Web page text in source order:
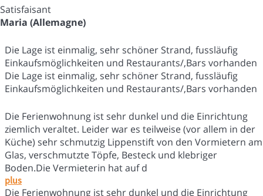
Satisfaisant
Maria (Allemagne)
Die Lage ist einmalig, sehr schöner Strand, fussläufig
Einkaufsmöglichkeiten und Restaurants/,Bars vorhanden
Die Lage ist einmalig, sehr schöner Strand, fussläufig
Einkaufsmöglichkeiten und Restaurants/,Bars vorhanden
Die Ferienwohnung ist sehr dunkel und die Einrichtung
ziemlich veraltet. Leider war es teilweise (vor allem in der
Küche) sehr schmutzig Lippenstift von den Vormietern am
Glas, verschmutzte Töpfe, Besteck und klebriger
Boden.Die Vermieterin hat auf d
plus
Die Ferienwohnung ist sehr dunkel und die Einrichtung